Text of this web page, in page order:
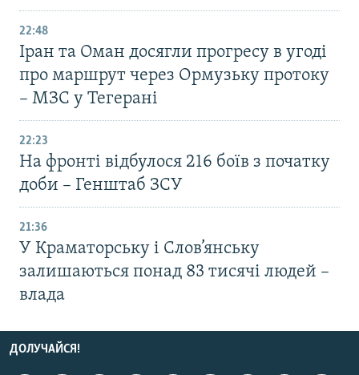
22:48
Іран та Оман досягли прогресу в угоді
про маршрут через Ормузьку протоку
– МЗС у Тегерані
22:23
На фронті відбулося 216 боїв з початку
доби – Генштаб ЗСУ
21:36
У Краматорську і Слов’янську
залишаються понад 83 тисячі людей –
влада
ДОЛУЧАЙСЯ!